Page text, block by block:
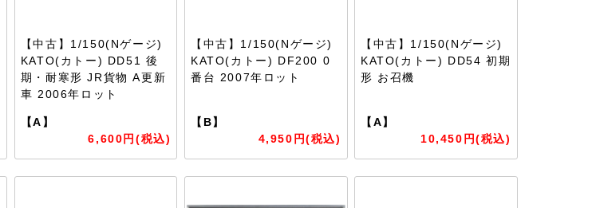
【中古】1/150(Nゲージ)
KATO(カトー) DD51 後
期・耐寒形 JR貨物 A更新
車 2006年ロット
【A】
6,600円(税込)
【中古】1/150(Nゲージ)
KATO(カトー) DF200 0
番台 2007年ロット
【B】
4,950円(税込)
【中古】1/150(Nゲージ)
KATO(カトー) DD54 初期
形 お召機
【A】
10,450円(税込)